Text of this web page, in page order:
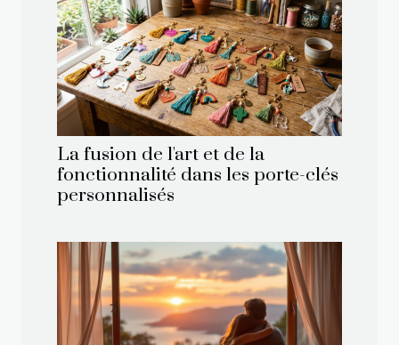
La fusion de l'art et de la
fonctionnalité dans les porte-clés
personnalisés